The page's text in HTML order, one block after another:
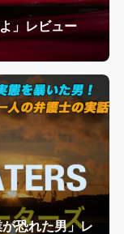
」レビュー
恐れた男」レ